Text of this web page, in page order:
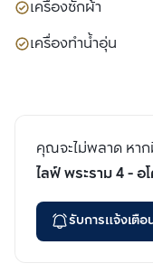
เครื่องซักผ้า
เครื่องทำน้ำอุ่น
คุณจะไม่พลาด หาก
ไลฟ์ พระราม 4 - อ
รับการแจ้งเตือ